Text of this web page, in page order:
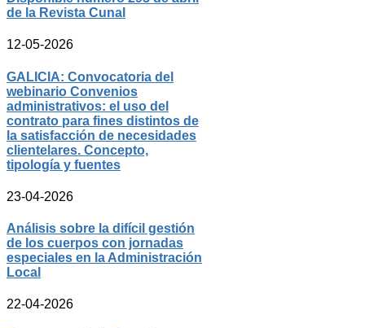
de la Revista Cunal
12-05-2026
GALICIA: Convocatoria del
webinario Convenios
administrativos: el uso del
contrato para fines distintos de
la satisfacción de necesidades
clientelares. Concepto,
tipología y fuentes
23-04-2026
Análisis sobre la difícil gestión
de los cuerpos con jornadas
especiales en la Administración
Local
22-04-2026